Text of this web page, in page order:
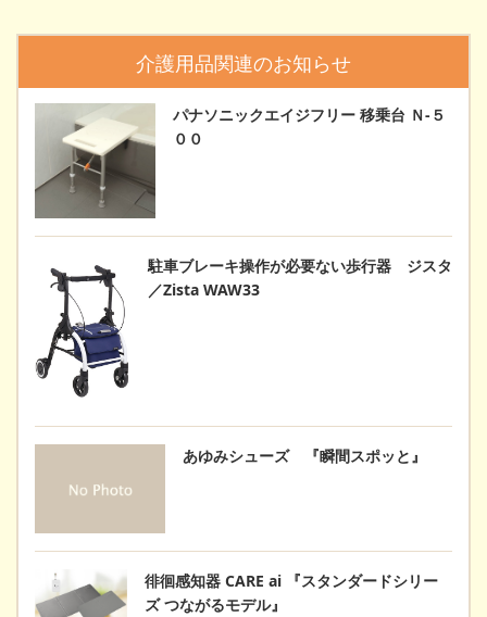
介護用品関連のお知らせ
パナソニックエイジフリー 移乗台 Ｎ-５
００
駐車ブレーキ操作が必要ない歩行器 ジスタ
／Zista WAW33
あゆみシューズ 『瞬間スポッと』
徘徊感知器 CARE ai 『スタンダードシリー
ズ つながるモデル』